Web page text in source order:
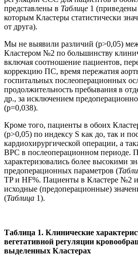
представлены в Таблице 1
которым Кластеры статистически
от друга).
Мы не выявили различий (р>0,05)
Кластером №2 по большинству
включая соотношение пациентов,
коррекцию ПС, время пережатия
госпитальных послеоперационных
продолжительность пребывания в
др., за исключением
(p=0,038).
Кроме того, пациенты в обоих
(р>0,05) по индексу S как до, так и
кардиохирургической операции, а
ВРС в послеоперационном периоде.
характеризовались более высокими
предоперационных параметров (
TP и HF%. Пациенты в Кластере №2
исходные (предоперационные)
(Таблица 1).
Таблица 1. Клинические
вегетативной регуляции
выделенных Кластерах